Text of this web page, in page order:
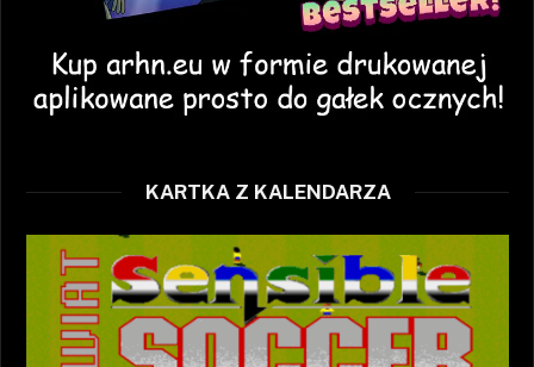
KARTKA Z KALENDARZA